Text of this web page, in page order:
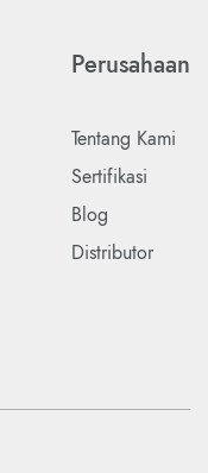
Perusahaan
Tentang Kami
Sertifikasi
Blog
Distributor